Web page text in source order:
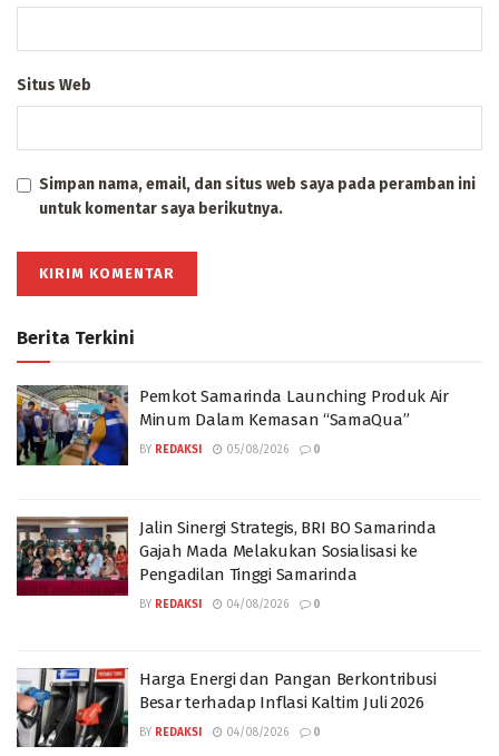
Situs Web
Simpan nama, email, dan situs web saya pada peramban ini
untuk komentar saya berikutnya.
Berita Terkini
Pemkot Samarinda Launching Produk Air
Minum Dalam Kemasan “SamaQua”
BY REDAKSI 05/08/2026 0
Jalin Sinergi Strategis, BRI BO Samarinda
Gajah Mada Melakukan Sosialisasi ke
Pengadilan Tinggi Samarinda
BY REDAKSI 04/08/2026 0
Harga Energi dan Pangan Berkontribusi
Besar terhadap Inflasi Kaltim Juli 2026
BY REDAKSI 04/08/2026 0